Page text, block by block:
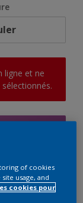
ligne et ne
of cookies
usage, and
cookies pour